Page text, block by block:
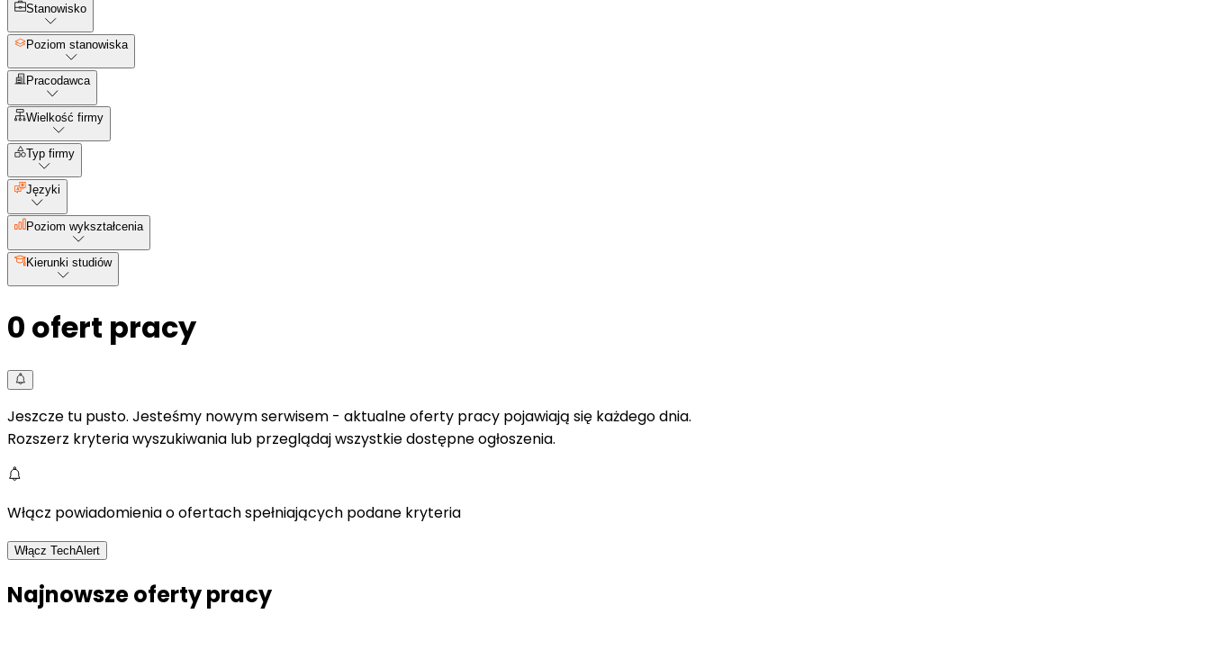
Stanowisko
Poziom stanowiska
Pracodawca
Wielkość firmy
Typ firmy
Języki
Poziom wykształcenia
Kierunki studiów
0 ofert pracy
Jeszcze tu pusto. Jesteśmy nowym serwisem - aktualne oferty pracy pojawiają się każdego dnia.
Rozszerz kryteria wyszukiwania lub przeglądaj wszystkie dostępne ogłoszenia.
Włącz powiadomienia o ofertach spełniających podane kryteria
Włącz TechAlert
Najnowsze oferty pracy